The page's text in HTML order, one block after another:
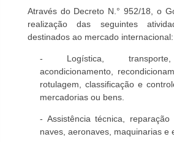
Através do Decreto N.° 952/18, o
realização das seguintes
destinados ao mercado internacional:
- Logística, transporte,
acondicionamento,
rotulagem, classificação e
mercadorias ou bens.
- Assistência técnica,
naves, aeronaves, maquinarias e